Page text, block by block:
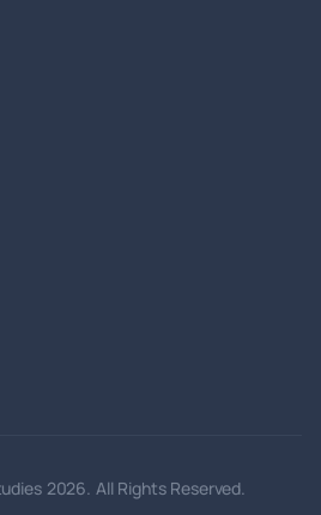
2026. All Rights Reserved.